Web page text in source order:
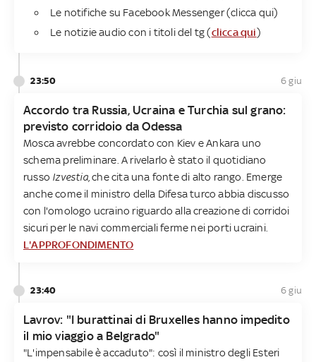
Le notifiche su Facebook Messenger (clicca qui)
Le notizie audio con i titoli del tg (clicca qui)
23:50 6 giu
Accordo tra Russia, Ucraina e Turchia sul grano:
previsto corridoio da Odessa
Mosca avrebbe concordato con Kiev e Ankara uno
schema preliminare. A rivelarlo è stato il quotidiano
russo Izvestia, che cita una fonte di alto rango. Emerge
anche come il ministro della Difesa turco abbia discusso
con l'omologo ucraino riguardo alla creazione di corridoi
sicuri per le navi commerciali ferme nei porti ucraini.
L'APPROFONDIMENTO
23:40 6 giu
Lavrov: "I burattinai di Bruxelles hanno impedito
il mio viaggio a Belgrado"
"L'impensabile è accaduto": così il ministro degli Esteri